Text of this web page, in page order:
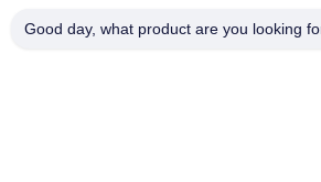
Good day, what product are you looking